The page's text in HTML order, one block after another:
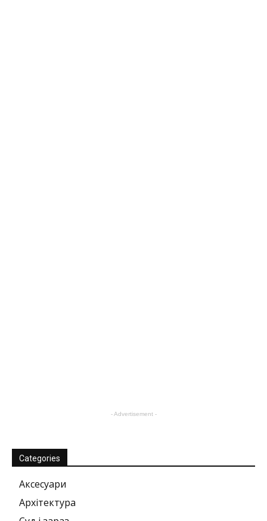
- Advertisement -
Categories
Аксесуари
Архітектура